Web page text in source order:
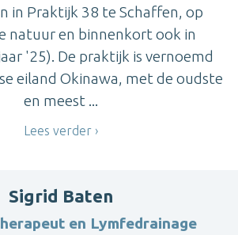
in Praktijk 38 te Schaffen, op
natuur en binnenkort ook in
'25). De praktijk is vernoemd
eiland Okinawa, met de oudste
en meest ...
Lees verder
Sigrid Baten
en Lymfedrainage